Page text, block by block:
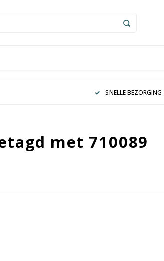
SNELLE BEZORGING
met 710089